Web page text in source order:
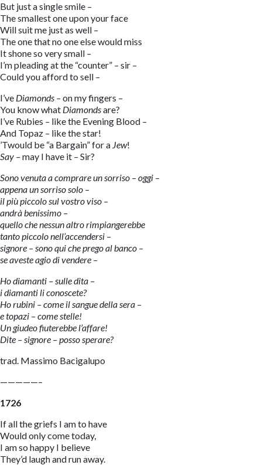
But just a single smile –
The smallest one upon your face
Will suit me just as well –
The one that no one else would miss
It shone so very small –
I’m pleading at the “counter” –sir –
Could you afford to sell –
I’ve Diamonds –on my fingers –
You know what Diamondsare?
I’ve Rubies – like the Evening Blood –
And Topaz – like the star!
’Twould be “a Bargain” for a Jew!
Say –may I have it –Sir?
Sono venuta a comprare un sorriso – oggi –
appena un sorriso solo –
il più piccolo sul vostro viso –
andrà benissimo –
quello che nessun altro rimpiangerebbe
tanto piccolo nell’accendersi –
signore – sono qui che prego al banco –
se aveste agio di vendere –
Ho diamanti – sulle dita –
i diamanti li conoscete?
Ho rubini – come il sangue della sera –
e topazi – come stelle!
Un giudeo fiuterebbe l’affare!
Dite – signore – posso sperare?
trad. Massimo Bacigalupo
—————–
1726
If all the griefs I am to have
Would only come today,
I am so happy I believe
They’d laugh and run away.